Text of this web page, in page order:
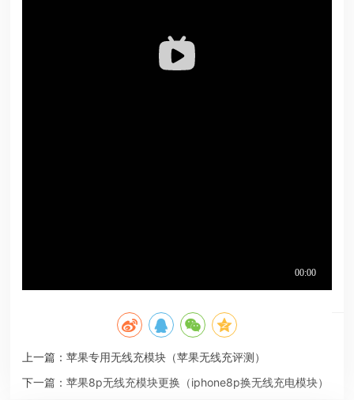
上一篇： 苹果专用无线充模块（苹果无线充评测）
下一篇： 苹果8p无线充模块更换（iphone8p换无线充电模块）